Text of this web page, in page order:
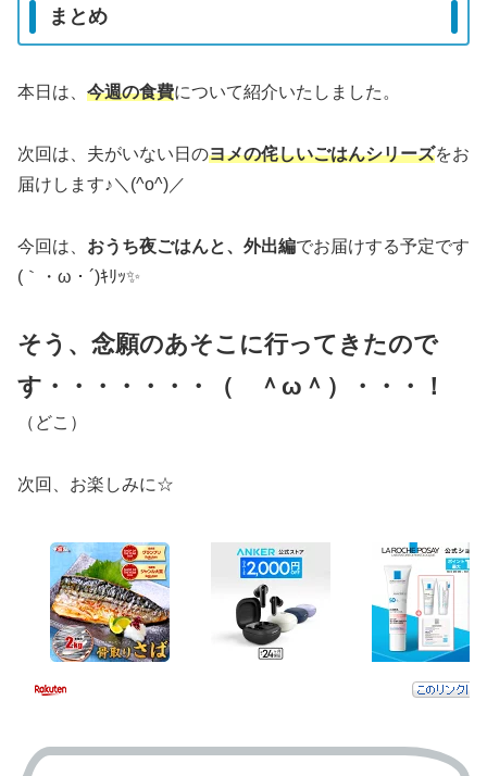
まとめ
本日は、 今週の食費について紹介いたしました。
次回は、夫がいない日のヨメの侘しいごはんシリーズをお
届けします♪＼(^o^)／
今回は、 おうち夜ごはんと、外出編でお届けする予定です
(｀・ω・´)ｷﾘｯ✨
そう、念願のあそこに行ってきたので
す・・・・・・・（ ＾ω＾）・・・！
（どこ）
次回、お楽しみに☆